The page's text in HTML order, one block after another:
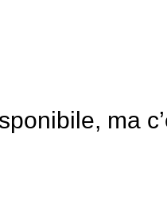
ma